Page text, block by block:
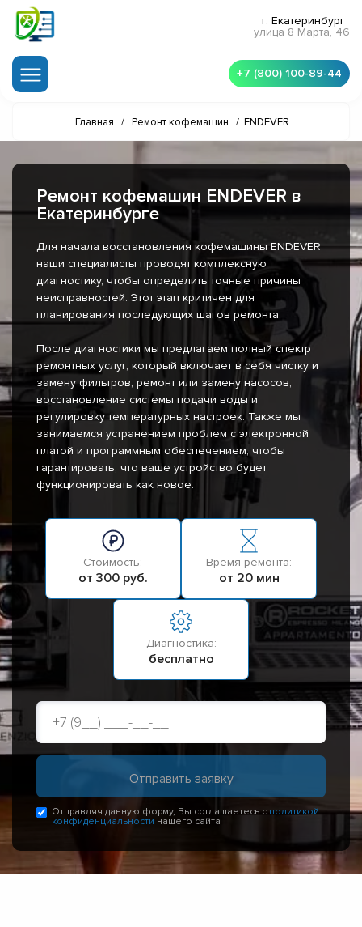
г. Екатеринбург
улица 8 Марта, 46
+7 (800) 100-89-44
Главная / Ремонт кофемашин / ENDEVER
Ремонт кофемашин ENDEVER в
Екатеринбурге
Для начала восстановления кофемашины ENDEVER
наши специалисты проводят комплексную
диагностику, чтобы определить точные причины
неисправностей. Этот этап критичен для
планирования последующих шагов ремонта.
После диагностики мы предлагаем полный спектр
ремонтных услуг, который включает в себя чистку и
замену фильтров, ремонт или замену насосов,
восстановление системы подачи воды и
регулировку температурных настроек. Также мы
занимаемся устранением проблем с электронной
платой и программным обеспечением, чтобы
гарантировать, что ваше устройство будет
функционировать как новое.
Стоимость:
от 300 руб.
Время ремонта:
от 20 мин
Диагностика:
бесплатно
Отправляя данную форму, Вы соглашаетесь с политикой
конфиденциальности нашего сайта